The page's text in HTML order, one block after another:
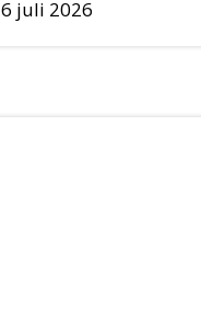
6 juli 2026